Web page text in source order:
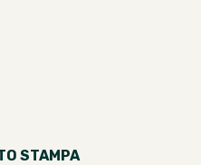
STAMPA